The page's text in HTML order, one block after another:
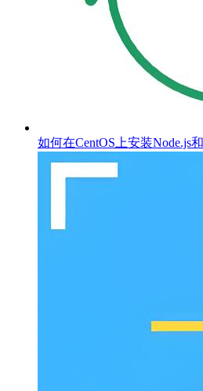
如何在CentOS上安装Node.js